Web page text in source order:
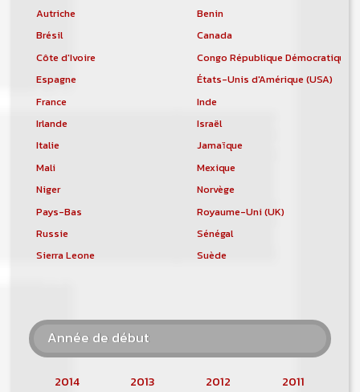
Autriche
Benin
Brésil
Canada
Côte d'Ivoire
Congo République Démocratique
Espagne
États-Unis d'Amérique (USA)
France
Inde
Irlande
Israël
Italie
Jamaïque
Mali
Mexique
Niger
Norvège
Pays-Bas
Royaume-Uni (UK)
Russie
Sénégal
Sierra Leone
Suède
Année de début
2014 2013 2012
2011